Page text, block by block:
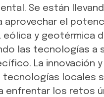
Se están
aprovechar el
eólica y geotérmica
las tecnologías a
La innovación y
tecnologías locales
enfrentar los retos